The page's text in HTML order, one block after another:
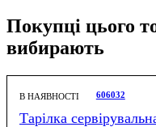
Покупці цього
вибирають
В НАЯВНОСТІ 606032
Тарілка